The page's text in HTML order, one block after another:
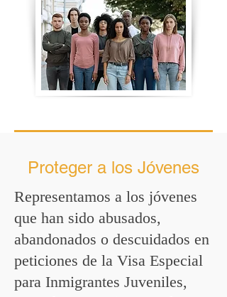
Proteger a los Jóvenes
Representamos a los jóvenes
que han sido abusados,
abandonados o descuidados en
peticiones de la Visa Especial
para Inmigrantes Juveniles,